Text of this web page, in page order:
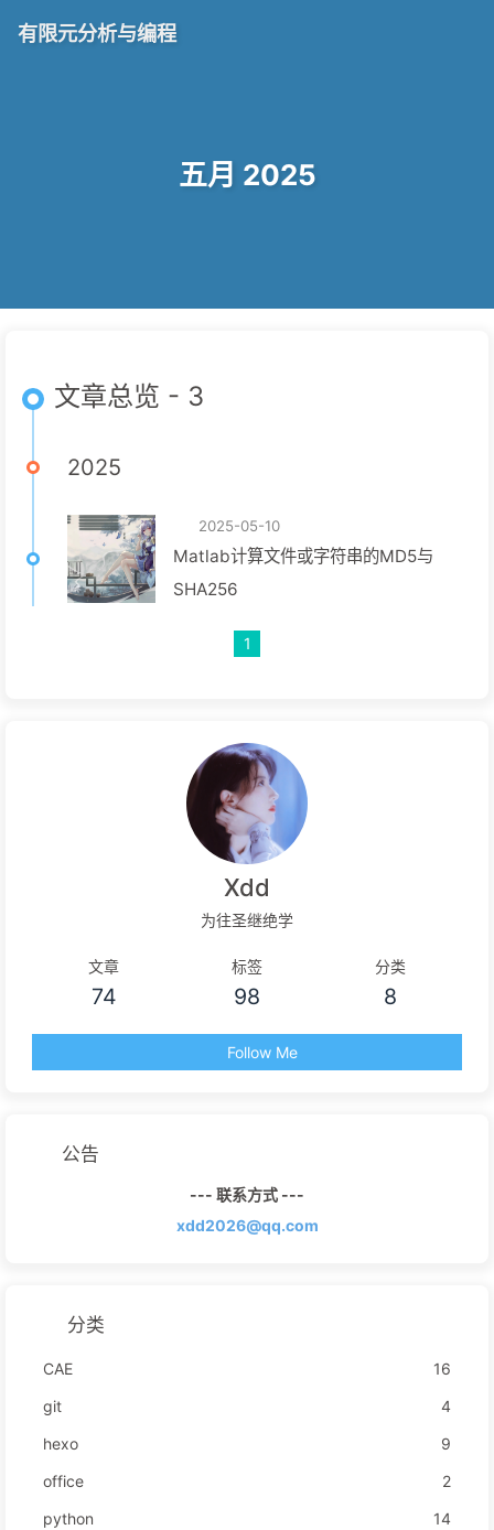
有限元分析与编程
五月 2025
文章总览 - 3
2025
2025-05-10
Matlab计算文件或字符串的MD5与
SHA256
1
Xdd
为往圣继绝学
文章
74
标签
98
分类
8
Follow Me
公告
--- 联系方式 ---
xdd2026@qq.com
分类
CAE
16
git
4
hexo
9
office
2
python
14